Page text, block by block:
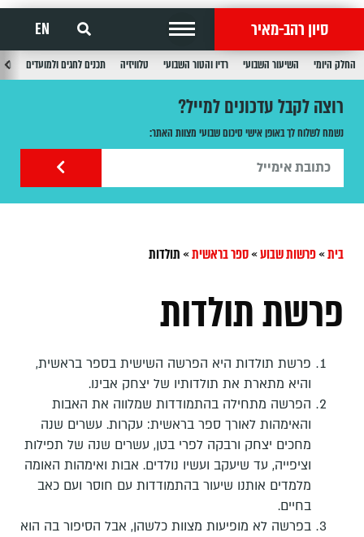
סיון רהב-מאיר EN
החלק היומי השיעור השבועי רדיו והטור השבועי טלוויזיה תכנים לחגים ולמועדים
רוצה לקבל עדכונים למייל?
נשמח לשלוח לך באופן אישי סיכום שבועי מצוות האתר:
בית»פרשות שבוע»ספר בראשית»תולדות
פרשת תולדות
פרשת תולדות היא הפרשה השישית בספר בראשית,
והיא מתארת את תולדותיו של יצחק אבינו.
הפרשה מתחילה בהתמודדות שמלווה את האבות
והאימהות לאורך ספר בראשית: עקרות. עשרים שנה
מחכים יצחק ורבקה לפרי בטן, עשרים שנה של תפילות
וציפייה, עד שיעקב ועשיו נולדים. אבות ואימהות האומה
מלמדים אותנו שיעור בהתמודדות עם חוסר ועם כאב
בחיים.
בפרשה לא מופיעות מצוות כלשהן, אבל הסיפור בה הוא